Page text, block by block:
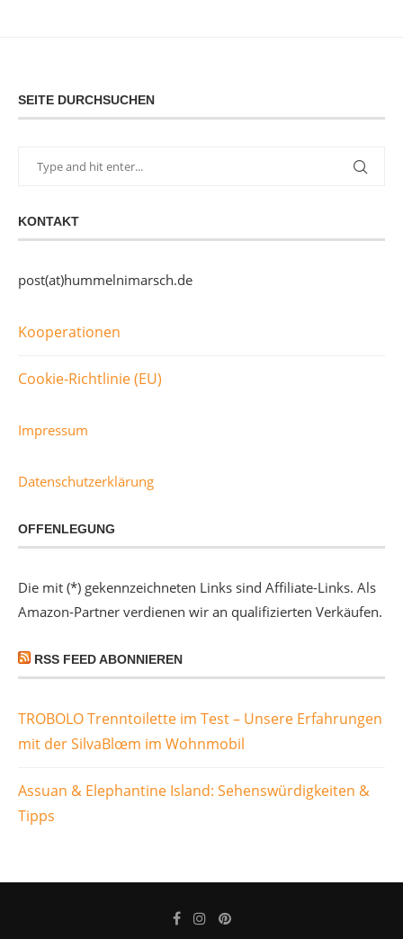
SEITE DURCHSUCHEN
KONTAKT
post(at)hummelnimarsch.de
Kooperationen
Cookie-Richtlinie (EU)
Impressum
Datenschutzerklärung
OFFENLEGUNG
Die mit (*) gekennzeichneten Links sind Affiliate-Links. Als
Amazon-Partner verdienen wir an qualifizierten Verkäufen.
RSS FEED ABONNIEREN
TROBOLO Trenntoilette im Test – Unsere Erfahrungen
mit der SilvaBlœm im Wohnmobil
Assuan & Elephantine Island: Sehenswürdigkeiten &
Tipps